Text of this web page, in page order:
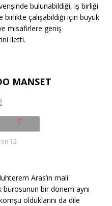
bulunabildiği, iş birliği
birlikte çalışabildiği için büyük
misafirlere geniş
iletti.
MANSET
12
Aras’ın mali
bir dönem aynı
olduklarını da dile